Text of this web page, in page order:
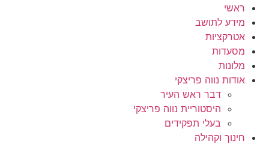
ראשי
מידע לתושב
אטרקציות
מסעדות
מלונות
אודות נווה פריצקי
דבר ראש העיר
היסטוריית נווה פריצקי
בעלי תפקידים
חינוך וקהילה